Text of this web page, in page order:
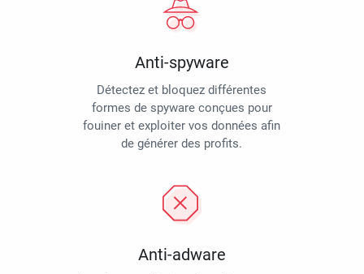
Anti-spyware
Détectez et bloquez différentes
formes de spyware conçues pour
fouiner et exploiter vos données afin
de générer des profits.
Anti-adware